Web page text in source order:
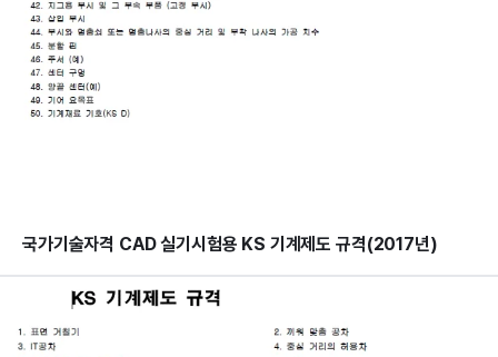
국가기술자격 CAD 실기시험용 KS 기계제도 규격(2017년)